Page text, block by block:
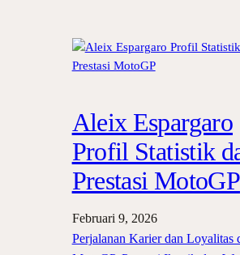
Aleix Espargaro
Profil Statistik
Prestasi MotoGP
Februari 9, 2026
Perjalanan Karier dan Loyalitas